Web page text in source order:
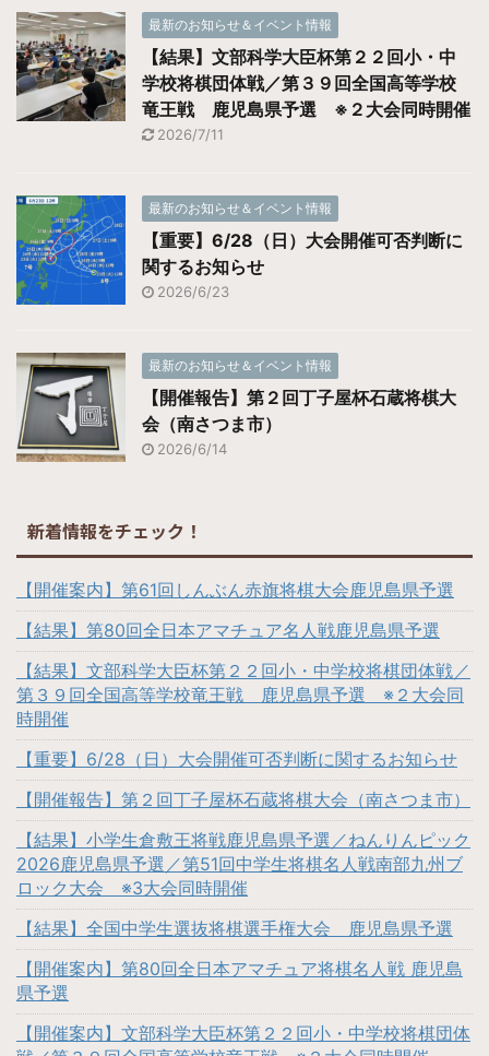
最新のお知らせ＆イベント情報
【結果】文部科学大臣杯第２２回小・中
学校将棋団体戦／第３９回全国高等学校
竜王戦 鹿児島県予選 ※２大会同時開催
2026/7/11
最新のお知らせ＆イベント情報
【重要】6/28（日）大会開催可否判断に
関するお知らせ
2026/6/23
最新のお知らせ＆イベント情報
【開催報告】第２回丁子屋杯石蔵将棋大
会（南さつま市）
2026/6/14
新着情報をチェック！
【開催案内】第61回しんぶん赤旗将棋大会鹿児島県予選
【結果】第80回全日本アマチュア名人戦鹿児島県予選
【結果】文部科学大臣杯第２２回小・中学校将棋団体戦／
第３９回全国高等学校竜王戦 鹿児島県予選 ※２大会同
時開催
【重要】6/28（日）大会開催可否判断に関するお知らせ
【開催報告】第２回丁子屋杯石蔵将棋大会（南さつま市）
【結果】小学生倉敷王将戦鹿児島県予選／ねんりんピック
2026鹿児島県予選／第51回中学生将棋名人戦南部九州ブ
ロック大会 ※3大会同時開催
【結果】全国中学生選抜将棋選手権大会 鹿児島県予選
【開催案内】第80回全日本アマチュア将棋名人戦 鹿児島
県予選
【開催案内】文部科学大臣杯第２２回小・中学校将棋団体